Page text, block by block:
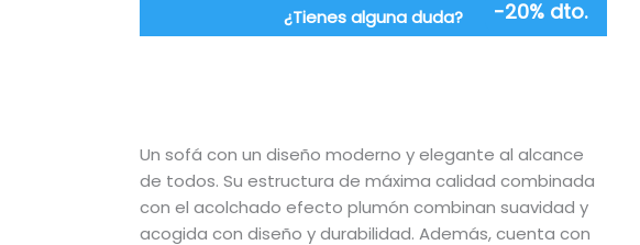
-20% dto.
¿Tienes alguna duda?
Un sofá con un diseño moderno y elegante al alcance
de todos. Su estructura de máxima calidad combinada
con el acolchado efecto plumón combinan suavidad y
acogida con diseño y durabilidad. Además, cuenta con
911,25€.
729,00€.